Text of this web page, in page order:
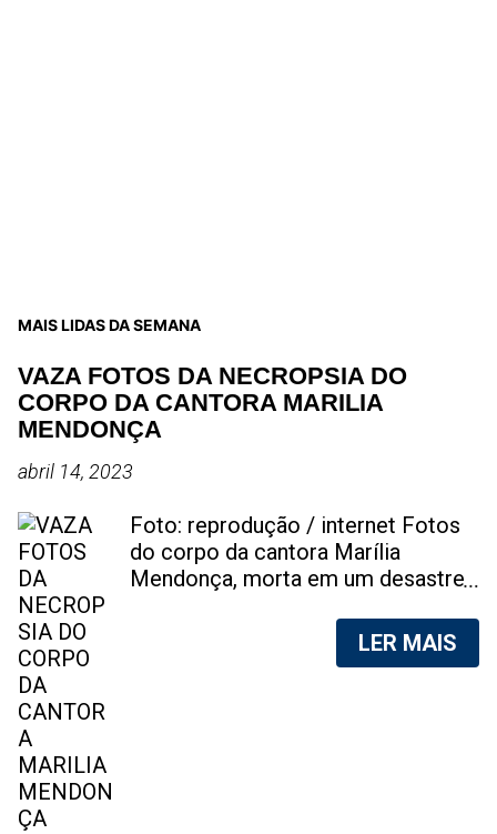
MAIS LIDAS DA SEMANA
VAZA FOTOS DA NECROPSIA DO
CORPO DA CANTORA MARILIA
MENDONÇA
abril 14, 2023
Foto: reprodução / internet Fotos
do corpo da cantora Marília
Mendonça, morta em um desastre
foram vazadas na internet. A
divulgação de fotos do corpo de
LER MAIS